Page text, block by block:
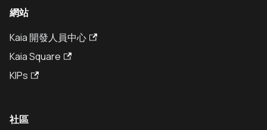
網站
Kaia 開發人員中心
Kaia Square
KIPs
社區